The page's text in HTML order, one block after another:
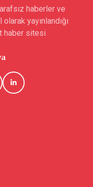
haberler ve
yayınlandığı
haber sitesi